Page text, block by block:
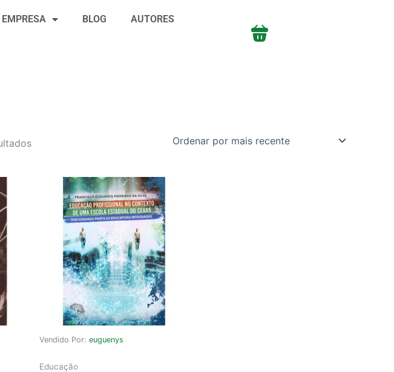
BLOG AUTORES
por
mais
Vendido Por:euguenys
Educação